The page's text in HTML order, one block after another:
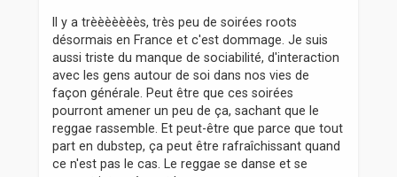
ll y a trèèèèèèès, très peu de soirées roots
désormais en France et c'est dommage. Je suis
aussi triste du manque de sociabilité, d'interaction
avec les gens autour de soi dans nos vies de
façon générale. Peut être que ces soirées
pourront amener un peu de ça, sachant que le
reggae rassemble. Et peut-être que parce que tout
part en dubstep, ça peut être rafraîchissant quand
ce n'est pas le cas. Le reggae se danse et se